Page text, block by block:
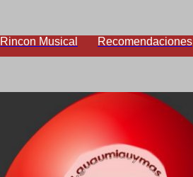
Rincon Musical Recomendaciones